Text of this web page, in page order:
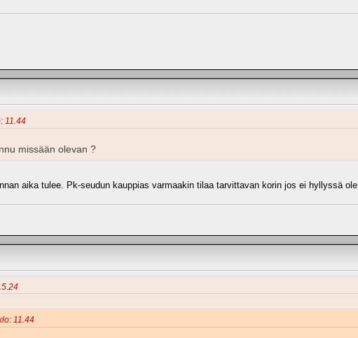
11.44
missään olevan ?
aika tulee. Pk-seudun kauppias varmaakin tilaa tarvittavan korin jos ei hyllyssä ole.
11.44